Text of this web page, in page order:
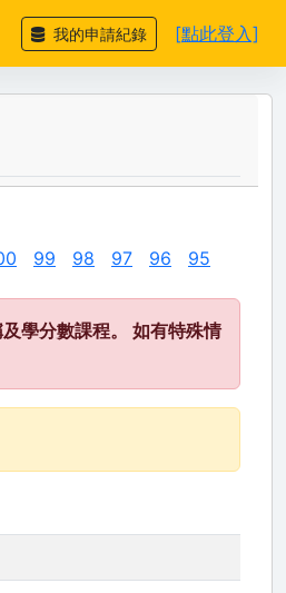
我的申請紀錄 [點此登入]
99 98 97 96
95
學分數課程。 如有特殊情